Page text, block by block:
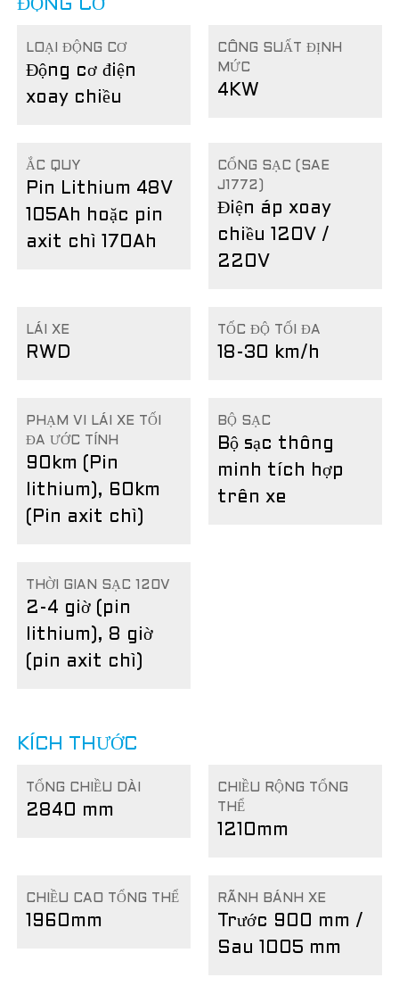
ĐỘNG CƠ
LOẠI ĐỘNG CƠ
Động cơ điện
xoay chiều
CÔNG SUẤT ĐỊNH
MỨC
4KW
ẮC QUY
Pin Lithium 48V
105Ah hoặc pin
axit chì 170Ah
CỔNG SẠC (SAE
J1772)
Điện áp xoay
chiều 120V /
220V
LÁI XE
RWD
TỐC ĐỘ TỐI ĐA
18-30 km/h
PHẠM VI LÁI XE TỐI
ĐA ƯỚC TÍNH
90km (Pin
lithium), 60km
(Pin axit chì)
BỘ SẠC
Bộ sạc thông
minh tích hợp
trên xe
THỜI GIAN SẠC 120V
2-4 giờ (pin
lithium), 8 giờ
(pin axit chì)
KÍCH THƯỚC
TỔNG CHIỀU DÀI
2840 mm
CHIỀU RỘNG TỔNG
THỂ
1210mm
CHIỀU CAO TỔNG THỂ
1960mm
RÃNH BÁNH XE
Trước 900 mm /
Sau 1005 mm